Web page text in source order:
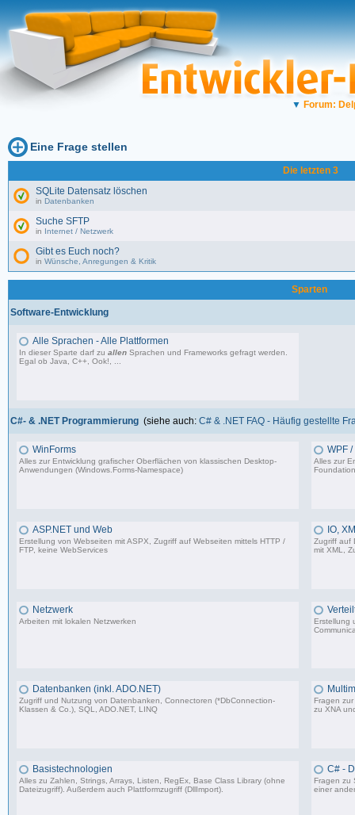
▼ Forum:
Eine Frage stellen
Die letzten 3
SQLite Datensatz löschen
in Datenbanken
Suche SFTP
in Internet / Netzwerk
Gibt es Euch noch?
in Wünsche, Anregungen & Kritik
Sparten
Software-Entwicklung
Alle Sprachen - Alle Plattformen
In dieser Sparte darf zuallen Sprachen und Frameworks gefragt werden.
Egal ob Java, C++, Ook!, ...
C#- & .NET Programmierung (siehe auch: C# & .NET FAQ - Häufig gestellte
WinForms
Alles zur Entwicklung grafischer Oberflächen von klassischen Desktop-
Anwendungen (Windows.Forms-Namespace)
WPF
Alles zur
ASP.NET und Web
Erstellung von Webseiten mit ASPX, Zugriff auf Webseiten mittels HTTP /
FTP, keine WebServices
IO,
Zugriff auf
mit XML,
Netzwerk
Arbeiten mit lokalen Netzwerken
Erstellung
Datenbanken (inkl. ADO.NET)
Zugriff und Nutzung von Datenbanken, Connectoren (*DbConnection-
Klassen & Co.), SQL, ADO.NET, LINQ
Fragen
zu XNA
Basistechnologien
Alles zu Zahlen, Strings, Arrays, Listen, RegEx, Base Class Library (ohne
Dateizugriff). Außerdem auch Plattformzugriff (DllImport).
C# -
Fragen zu
einer